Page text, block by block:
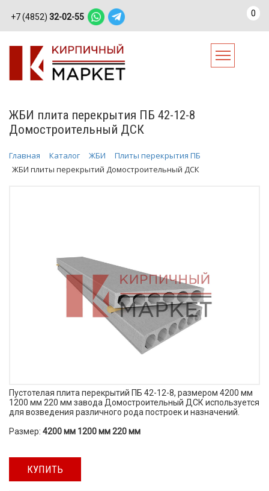
+7 (4852) 32-02-55 0
ЖБИ плита перекрытия ПБ 42-12-8
Домостроительный ДСК
Главная Каталог ЖБИ
Плиты перекрытия ПБ
ЖБИ плиты перекрытий Домостроительный ДСК
Пустотелая плита перекрытий ПБ 42-12-8, размером 4200 мм
1200 мм 220 мм завода Домостроительный ДСК используется
для возведения различного рода построек и назначений.
Размер: 4200 мм 1200 мм 220 мм
КУПИТЬ